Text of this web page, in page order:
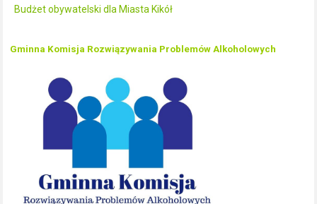
Budżet obywatelski dla Miasta Kikół
Gminna Komisja Rozwiązywania Problemów Alkoholowych